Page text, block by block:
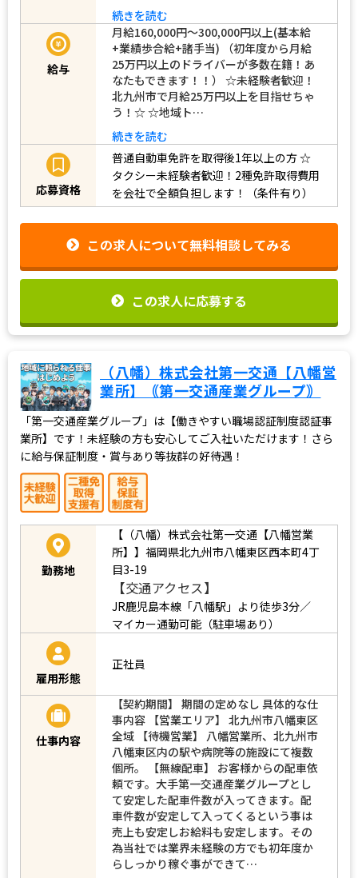
続きを読む
給与
月給160,000円～300,000円以上(基本給
+業績歩合給+諸手当) （初年度から月給
25万円以上のドライバーが多数在籍！あ
なたもできます！！） ☆未経験者歓迎！
北九州市で月給25万円以上を目指せちゃ
う！☆ ☆地域ト…
続きを読む
応募資格
普通自動車免許を取得後1年以上の方☆
タクシー未経験者歓迎！2種免許取得費用
を会社で全額負担します！（条件有り）
この求人について無料相談してみる
この求人に応募する
（八幡）株式会社第一交通【八幡営
業所】｟第一交通産業グループ｠
「第一交通産業グループ」は【働きやすい職場認証制度認証事
業所】です！未経験の方も安心してご入社いただけます！さら
に給与保証制度・賞与あり等抜群の好待遇！
勤務地
【（八幡）株式会社第一交通【八幡営業
所】】福岡県北九州市八幡東区西本町4丁
目3-19
【交通アクセス】
JR鹿児島本線「八幡駅」より徒歩3分／
マイカー通勤可能（駐車場あり）
雇用形態
正社員
仕事内容
【契約期間】 期間の定めなし 具体的な仕
事内容 【営業エリア】 北九州市八幡東区
全域 【待機営業】 八幡営業所、北九州市
八幡東区内の駅や病院等の施設にて複数
個所。 【無線配車】 お客様からの配車依
頼です。大手第一交通産業グループとし
て安定した配車件数が入ってきます。配
車件数が安定して入ってくるという事は
売上も安定しお給料も安定します。その
為当社では業界未経験の方でも初年度か
らしっかり稼ぐ事ができて…